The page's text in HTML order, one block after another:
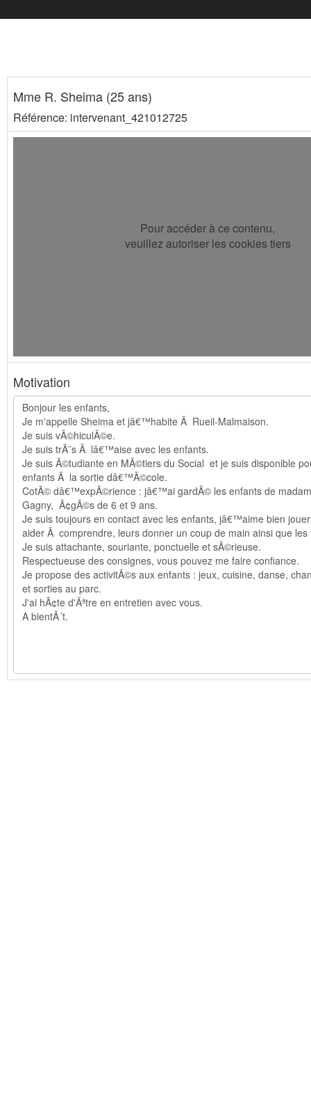
Mme R. Sheima (25 ans)
Référence: intervenant_421012725
Pour accéder à ce contenu,
veuillez autoriser les cookies tiers
Motivation